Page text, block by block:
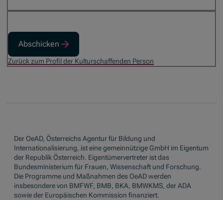
Abschicken
Zurück zum Profil der Kulturschaffenden Person
Der OeAD, Österreichs Agentur für Bildung und
Internationalisierung, ist eine gemeinnützige GmbH im Eigentum
der Republik Österreich. Eigentümervertreter ist das
Bundesministerium für Frauen, Wissenschaft und Forschung.
Die Programme und Maßnahmen des OeAD werden
insbesondere von BMFWF, BMB, BKA, BMWKMS, der ADA
sowie der Europäischen Kommission finanziert.